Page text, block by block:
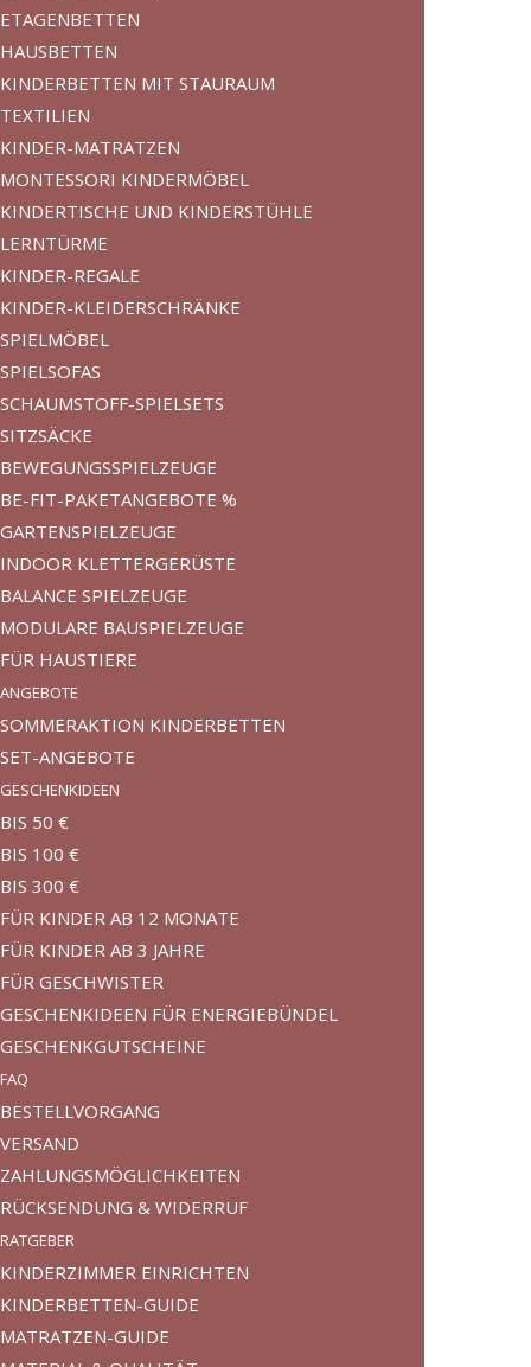
ETAGENBETTEN
HAUSBETTEN
KINDERBETTEN MIT STAURAUM
TEXTILIEN
KINDER-MATRATZEN
MONTESSORI KINDERMÖBEL
KINDERTISCHE UND KINDERSTÜHLE
LERNTÜRME
KINDER-REGALE
KINDER-KLEIDERSCHRÄNKE
SPIELMÖBEL
SPIELSOFAS
SCHAUMSTOFF-SPIELSETS
SITZSÄCKE
BEWEGUNGSSPIELZEUGE
BE-FIT-PAKETANGEBOTE %
GARTENSPIELZEUGE
INDOOR KLETTERGERÜSTE
BALANCE SPIELZEUGE
MODULARE BAUSPIELZEUGE
FÜR HAUSTIERE
ANGEBOTE
SOMMERAKTION KINDERBETTEN
SET-ANGEBOTE
GESCHENKIDEEN
BIS 50 €
BIS 100 €
BIS 300 €
FÜR KINDER AB 12 MONATE
FÜR KINDER AB 3 JAHRE
FÜR GESCHWISTER
GESCHENKIDEEN FÜR ENERGIEBÜNDEL
GESCHENKGUTSCHEINE
FAQ
BESTELLVORGANG
VERSAND
ZAHLUNGSMÖGLICHKEITEN
RÜCKSENDUNG & WIDERRUF
RATGEBER
KINDERZIMMER EINRICHTEN
KINDERBETTEN-GUIDE
MATRATZEN-GUIDE